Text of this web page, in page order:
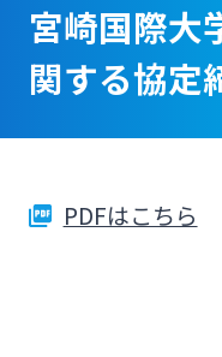
個人向けイ
法人向けイ
宮崎国際大
関する協定
PDFはこちら